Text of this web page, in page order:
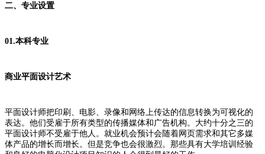
二、专业设置
01.本科专业
商业平面设计艺术
平面设计师把印刷、电影、录像和网络上传达的信息转换为可视化的
表达。他们受雇于所有类型的传播媒体和广告机构。大约十分之三的
平面设计师不受雇于他人。就业机会预计会随着网页需求和其它多媒
体产品的增长而增长。但是竞争也会很激烈。那些具有大学培训经验